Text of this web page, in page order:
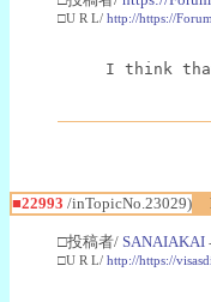
□U R L/ http://https://
I think
■22993 /inTopicNo.23029)
□投稿者/ SANAIAKAI
□U R L/ http://https://